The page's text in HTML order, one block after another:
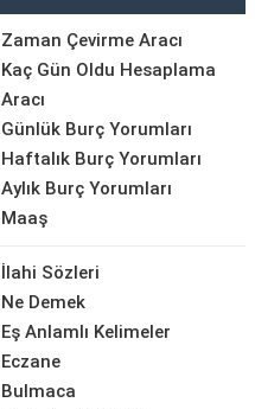
Zaman Çevirme Aracı
Kaç Gün Oldu Hesaplama
Aracı
Günlük Burç Yorumları
Haftalık Burç Yorumları
Aylık Burç Yorumları
Maaş
İlahi Sözleri
Ne Demek
Eş Anlamlı Kelimeler
Eczane
Bulmaca